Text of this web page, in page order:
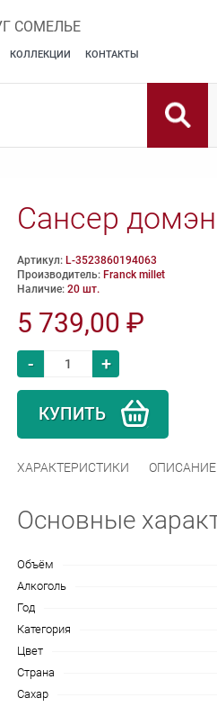
СОМЕЛЬЕ
КОЛЛЕКЦИИ КОНТАКТЫ
Сансер
Артикул: L-3523860194063
Производитель: Franck millet
Наличие: 20 шт.
5 739,00 ₽
- +
КУПИТЬ
ХАРАКТЕРИСТИКИ ОПИСАНИЕ
Основные
Объём
Алкоголь
Год
Категория
Цвет
Страна
Сахар